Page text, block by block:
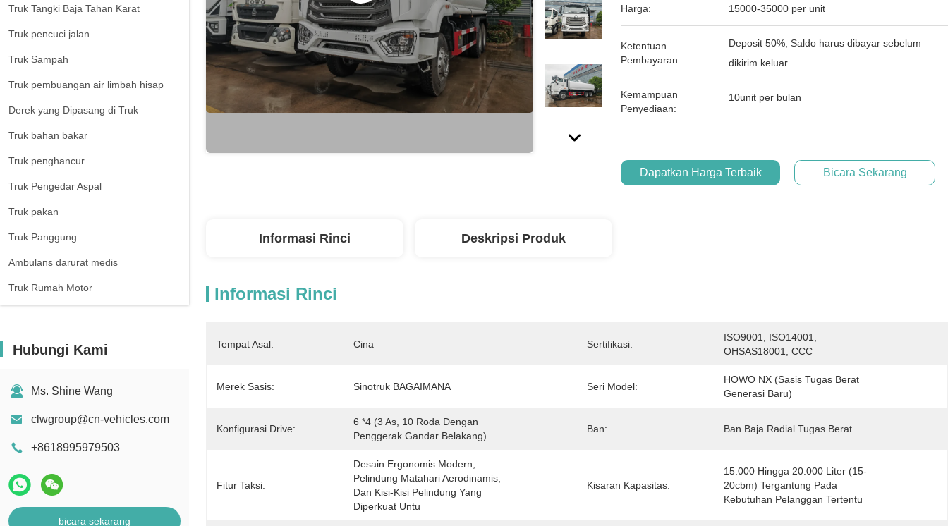
Truk Tangki Baja Tahan Karat
Truk pencuci jalan
Truk Sampah
Truk pembuangan air limbah hisap
Derek yang Dipasang di Truk
Truk bahan bakar
Truk penghancur
Truk Pengedar Aspal
Truk pakan
Truk Panggung
Ambulans darurat medis
Truk Rumah Motor
Hubungi Kami
Ms. Shine Wang
clwgroup@cn-vehicles.com
+8618995979503
bicara sekarang
Harga: 15000-35000 per unit
Ketentuan
Pembayaran:
Deposit 50%, Saldo harus dibayar sebelum
dikirim keluar
Kemampuan
Penyediaan:
10unit per bulan
Dapatkan Harga Terbaik Bicara Sekarang
Informasi Rinci Deskripsi Produk
Informasi Rinci
Tempat Asal: Cina Sertifikasi:
ISO9001, ISO14001,
OHSAS18001, CCC
Merek Sasis: Sinotruk BAGAIMANA Seri Model:
HOWO NX (Sasis Tugas Berat
Generasi Baru)
Konfigurasi Drive:
6 *4 (3 As, 10 Roda Dengan
Penggerak Gandar Belakang)
Ban: Ban Baja Radial Tugas Berat
Fitur Taksi:
Desain Ergonomis Modern,
Pelindung Matahari Aerodinamis,
Dan Kisi-Kisi Pelindung Yang
Diperkuat Untu
Kisaran Kapasitas:
15.000 Hingga 20.000 Liter (15-
20cbm) Tergantung Pada
Kebutuhan Pelanggan Tertentu